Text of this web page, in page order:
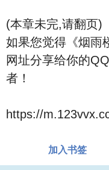
(本章未完,请翻页)
如果您觉得《烟雨
网址分享给你的
者！
https://
加入书签